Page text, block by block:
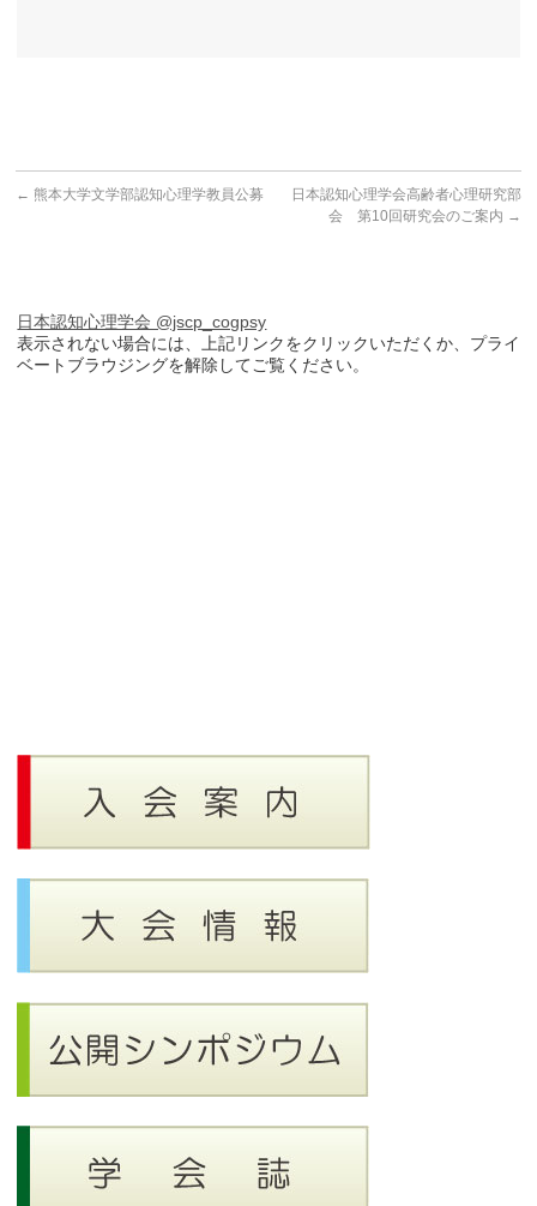
← 熊本大学文学部認知心理学教員公募
日本認知心理学会高齢者心理研究部
会 第10回研究会のご案内 →
日本認知心理学会 @jscp_cogpsy
表示されない場合には、上記リンクをクリックいただくか、プライ
ベートブラウジングを解除してご覧ください。